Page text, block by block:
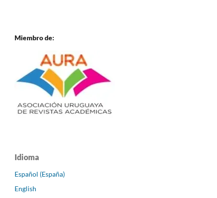
Miembro de:
Idioma
Español (España)
English